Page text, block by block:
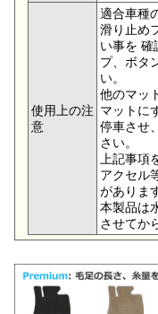
使用上の注
意
適合車種
滑り止め
い事を 確
プ、ボタ
い。
他のマッ
マットに
停車させ
さい。
上記事項
アクセル
がありま
本製品は
させてか